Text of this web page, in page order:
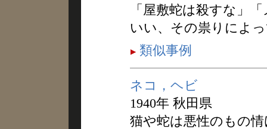
「屋敷蛇は殺すな」
いい、その祟りによ
類似事例
ネコ，ヘビ
1940年 秋田県
猫や蛇は悪性のもの